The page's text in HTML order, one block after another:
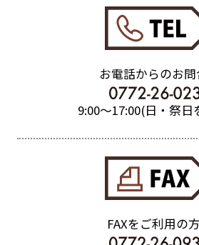
お電話からのお
9:00〜17:00(日・祭日
FAXをご利用の